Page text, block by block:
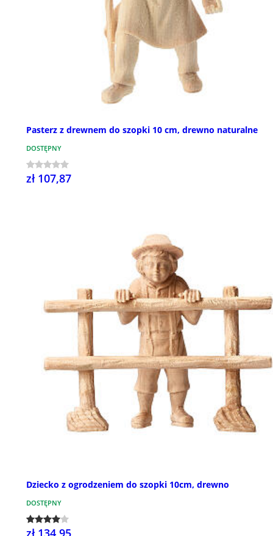
Pasterz z drewnem do szopki 10 cm, drewno naturalne
DOSTĘPNY
zł 107,87
Dziecko z ogrodzeniem do szopki 10cm, drewno
DOSTĘPNY
zł 134,95